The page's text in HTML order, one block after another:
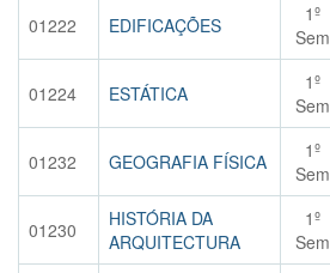
01222 EDIFICAÇÕES
1º
Sem
01224 ESTÁTICA
1º
Sem
01232 GEOGRAFIA FÍSICA
1º
Sem
01230
HISTÓRIA DA
ARQUITECTURA
1º
Sem